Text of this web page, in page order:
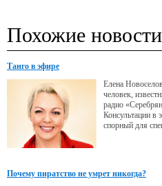
Похожие
Танго в эфире
Елена
человек,
радио
Консультации в
спорный для
серьезных
Почему пиратство не умрет никогда?